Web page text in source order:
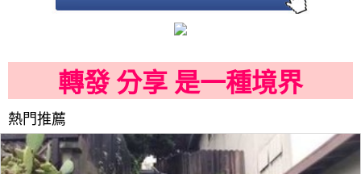
轉發 分享 是一種境界
熱門推薦